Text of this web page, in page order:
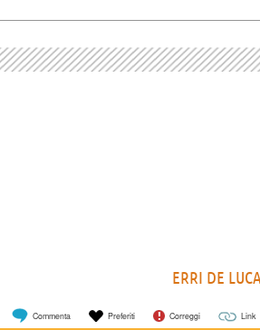
ERRI DE
Commenta Preferiti Correggi Link